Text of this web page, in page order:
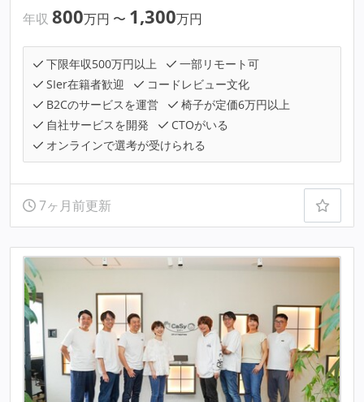
年収 800万円 〜 1,300万円
下限年収500万円以上
一部リモート可
SIer在籍者歓迎
コードレビュー文化
B2Cのサービスを運営
椅子が定価6万円以上
自社サービスを開発
CTOがいる
オンラインで選考が受けられる
7ヶ月前更新